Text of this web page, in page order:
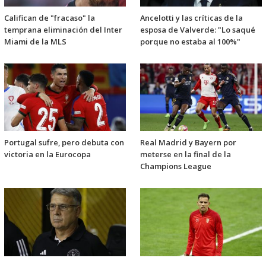
Califican de "fracaso" la
temprana eliminación del Inter
Miami de la MLS
Ancelotti y las críticas de la
esposa de Valverde: "Lo saqué
porque no estaba al 100%"
Portugal sufre, pero debuta con
victoria en la Eurocopa
Real Madrid y Bayern por
meterse en la final de la
Champions League